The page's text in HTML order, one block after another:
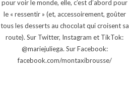
pour voir le monde, elle, c’est d’abord pour
le « ressentir » (et, accessoirement, goûter
tous les desserts au chocolat qui croisent sa
route). Sur Twitter, Instagram et TikTok:
@mariejuliega. Sur Facebook:
facebook.com/montaxibrousse/